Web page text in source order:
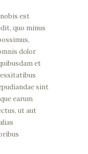
est
quo minus
dolor
et
sint
earum
ut aut